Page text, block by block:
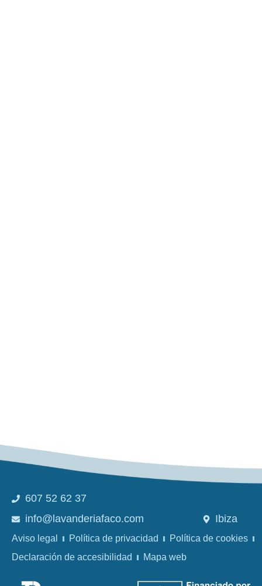
607 52 62 37
info@lavanderiafaco.com
Ibiza
Aviso legal Política de privacidad
Política de cookies
Declaración de accesibilidad
Mapa web